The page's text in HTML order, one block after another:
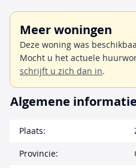
Meer woningen
Deze woning was
Mocht u het actuele
schrijft u zich dan in.
Algemene informatie
Plaats:
Provincie: